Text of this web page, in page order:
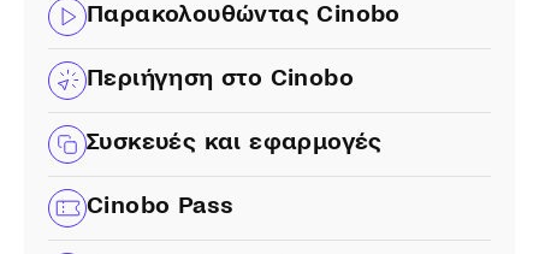
Παρακολουθώντας Cinobo
Περιήγηση στο Cinobo
Συσκευές και εφαρμογές
Cinobo Pass